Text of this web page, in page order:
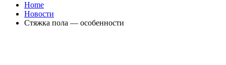
Home
Новости
Стяжка пола — особенности